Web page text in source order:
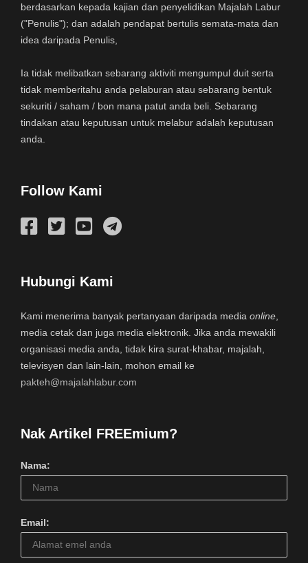
berdasarkan kepada kajian dan penyelidikan Majalah Labur
("Penulis"); dan adalah pendapat bertulis semata-mata dan
idea daripada Penulis,
Ia tidak melibatkan sebarang aktiviti mengumpul duit serta
tidak memberitahu anda pelaburan atau sebarang bentuk
sekuriti / saham / bon mana patut anda beli. Sebarang
tindakan atau keputusan untuk melabur adalah keputusan
anda.
Follow Kami
Hubungi Kami
Kami menerima banyak pertanyaan daripada media online
media cetak dan juga media elektronik. Jika anda mewakili
organisasi media anda, tidak kira surat-khabar, majalah,
televisyen dan lain-lain, mohon email ke
pakteh@majalahlabur.com
Nak Artikel FREEmium?
Nama:
Email: